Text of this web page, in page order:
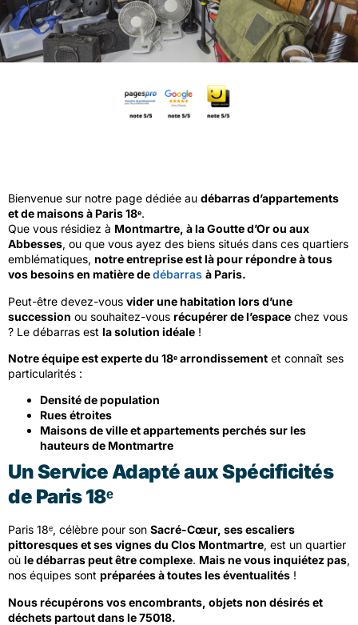
Bienvenue sur notre page dédiée au débarras d’appartements
et de maisons à Paris 18ᵉ.
Que vous résidiez à Montmartre, à la Goutte d’Or ou aux
Abbesses, ou que vous ayez des biens situés dans ces quartiers
emblématiques, notre entreprise est là pour répondre à tous
vos besoins en matière dedébarras à Paris.
Peut-être devez-vous vider une habitation lors d’une
succession ou souhaitez-vous récupérer de l’espace chez vous
? Le débarras est la solution idéale !
Notre équipe est experte du 18ᵉ arrondissement et connaît ses
particularités :
Densité de population
Rues étroites
Maisons de ville et appartements perchés sur les
hauteurs de Montmartre
Un Service Adapté aux Spécificités
de Paris 18ᵉ
Paris 18ᵉ, célèbre pour son Sacré-Cœur, ses escaliers
pittoresques et ses vignes du Clos Montmartre, est un quartier
où le débarras peut être complexe. Mais ne vous inquiétez pas,
nos équipes sont préparées à toutes les éventualités !
Nous récupérons vos encombrants, objets non désirés et
déchets partout dans le 75018.